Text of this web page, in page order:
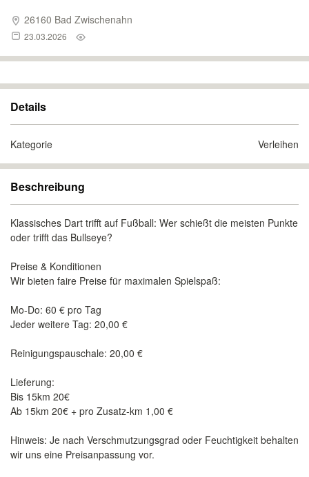
26160 Bad Zwischenahn
23.03.2026
Details
Kategorie Verleihen
Beschreibung
Klassisches Dart trifft auf Fußball: Wer schießt die meisten Punkte
oder trifft das Bullseye?
​Preise & Konditionen
​Wir bieten faire Preise für maximalen Spielspaß:
Mo-Do: 60 € pro Tag
Jeder weitere Tag: 20,00 €
Reinigungspauschale: 20,00 €
Lieferung:
Bis 15km 20€
Ab 15km 20€ + pro Zusatz-km 1,00 €
Hinweis: Je nach Verschmutzungsgrad oder Feuchtigkeit behalten
wir uns eine Preisanpassung vor.